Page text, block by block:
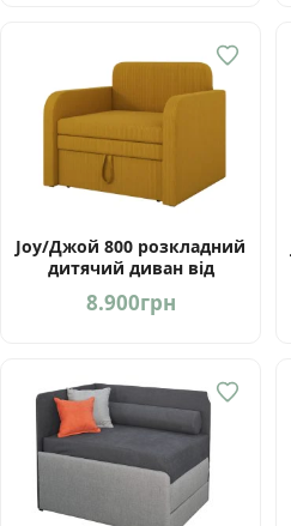
Joy/Джой 800 розкладний
дитячий диван від
фабрики Матролюкс
Україна
8.900грн